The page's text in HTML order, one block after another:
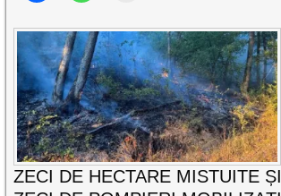
ZECI DE HECTARE MISTUITE ȘI